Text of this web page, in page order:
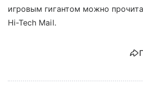
игровым гигантом можно
Hi-Tech Mail.